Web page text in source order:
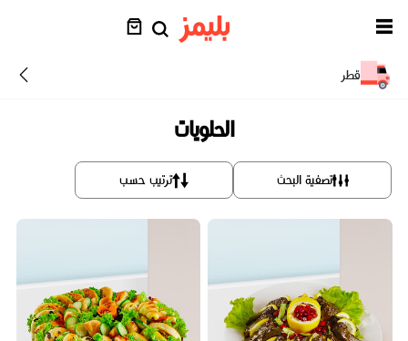
قطر
الحلويات
تصفية البحث ترتيب حسب